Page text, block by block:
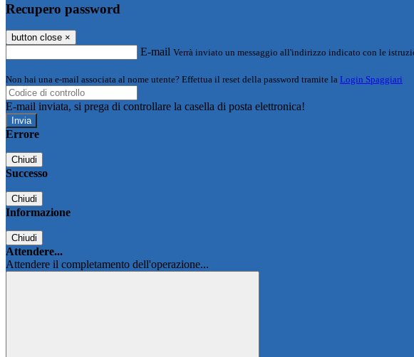
Recupero password
button close ×
E-mail Verrà inviato un messaggio all'indirizzo indicato con le
Non hai una e-mail associata al nome utente? Effettua il reset della password tramite la Login Spaggiari
E-mail inviata, si prega di controllare la casella di posta elettronica!
Errore
Chiudi
Successo
Chiudi
Informazione
Chiudi
Attendere...
Attendere il completamento dell'operazione...